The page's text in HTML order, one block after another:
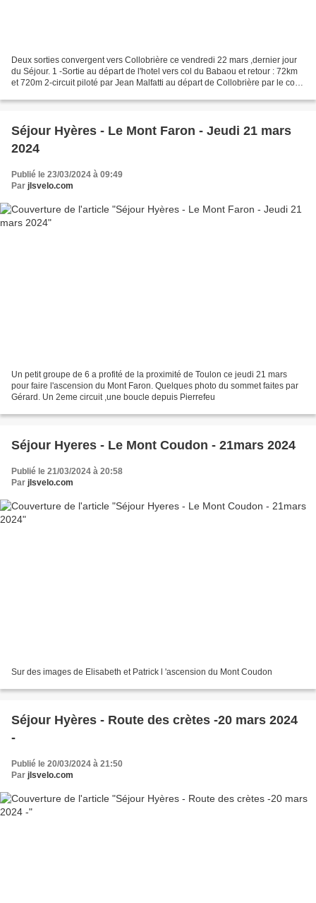
Deux sorties convergent vers Collobrière ce vendredi 22 mars ,dernier jour
du Séjour. 1 -Sortie au départ de l'hotel vers col du Babaou et retour : 72km
et 720m 2-circuit piloté par Jean Malfatti au départ de Collobrière par le col
Séjour Hyères - Le Mont Faron - Jeudi 21 mars
2024
Publié le 23/03/2024 à 09:49
Par jlsvelo.com
Un petit groupe de 6 a profité de la proximité de Toulon ce jeudi 21 mars
pour faire l'ascension du Mont Faron. Quelques photo du sommet faites par
Gérard. Un 2eme circuit ,une boucle depuis Pierrefeu
Séjour Hyeres - Le Mont Coudon - 21mars 2024
Publié le 21/03/2024 à 20:58
Par jlsvelo.com
Sur des images de Elisabeth et Patrick l 'ascension du Mont Coudon
Séjour Hyères - Route des crètes -20 mars 2024
-
Publié le 20/03/2024 à 21:50
Par jlsvelo.com